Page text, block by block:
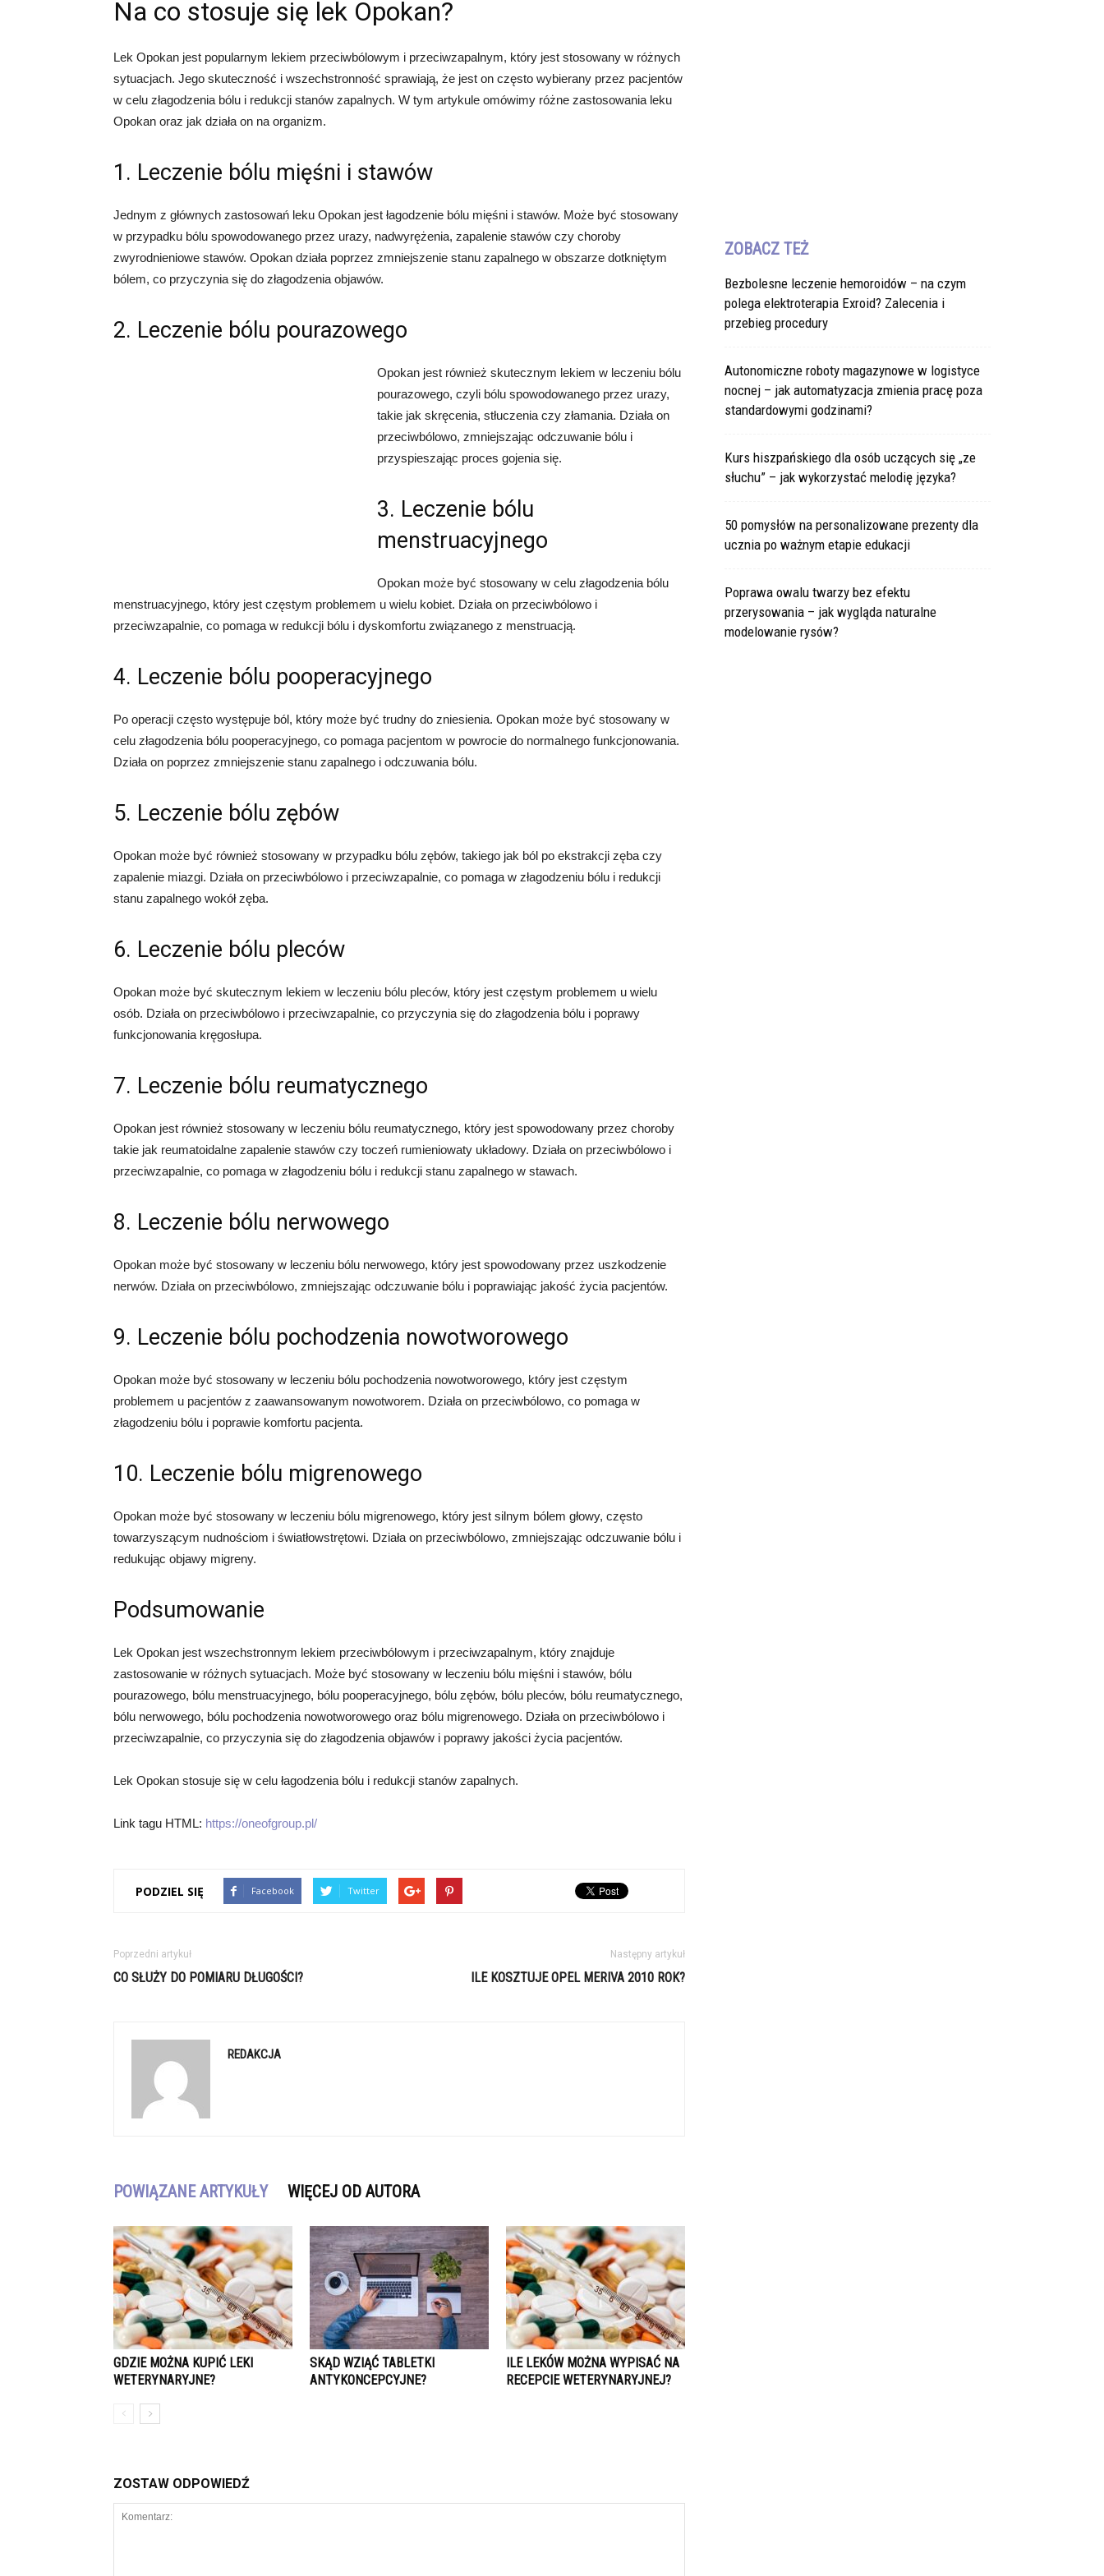
Na co stosuje się lek Opokan?
Lek Opokan jest popularnym lekiem przeciwbólowym i przeciwzapalnym, który jest stosowany w różnych
sytuacjach. Jego skuteczność i wszechstronność sprawiają, że jest on często wybierany przez pacjentów
w celu złagodzenia bólu i redukcji stanów zapalnych. W tym artykule omówimy różne zastosowania leku
Opokan oraz jak działa on na organizm.
1. Leczenie bólu mięśni i stawów
Jednym z głównych zastosowań leku Opokan jest łagodzenie bólu mięśni i stawów. Może być stosowany
w przypadku bólu spowodowanego przez urazy, nadwyrężenia, zapalenie stawów czy choroby
zwyrodnieniowe stawów. Opokan działa poprzez zmniejszenie stanu zapalnego w obszarze dotkniętym
bólem, co przyczynia się do złagodzenia objawów.
2. Leczenie bólu pourazowego
Opokan jest również skutecznym lekiem w leczeniu bólu
pourazowego, czyli bólu spowodowanego przez urazy,
takie jak skręcenia, stłuczenia czy złamania. Działa on
przeciwbólowo, zmniejszając odczuwanie bólu i
przyspieszając proces gojenia się.
3. Leczenie bólu
menstruacyjnego
Opokan może być stosowany w celu złagodzenia bólu
menstruacyjnego, który jest częstym problemem u wielu kobiet. Działa on przeciwbólowo i
przeciwzapalnie, co pomaga w redukcji bólu i dyskomfortu związanego z menstruacją.
4. Leczenie bólu pooperacyjnego
Po operacji często występuje ból, który może być trudny do zniesienia. Opokan może być stosowany w
celu złagodzenia bólu pooperacyjnego, co pomaga pacjentom w powrocie do normalnego funkcjonowania.
Działa on poprzez zmniejszenie stanu zapalnego i odczuwania bólu.
5. Leczenie bólu zębów
Opokan może być również stosowany w przypadku bólu zębów, takiego jak ból po ekstrakcji zęba czy
zapalenie miazgi. Działa on przeciwbólowo i przeciwzapalnie, co pomaga w złagodzeniu bólu i redukcji
stanu zapalnego wokół zęba.
6. Leczenie bólu pleców
Opokan może być skutecznym lekiem w leczeniu bólu pleców, który jest częstym problemem u wielu
osób. Działa on przeciwbólowo i przeciwzapalnie, co przyczynia się do złagodzenia bólu i poprawy
funkcjonowania kręgosłupa.
7. Leczenie bólu reumatycznego
Opokan jest również stosowany w leczeniu bólu reumatycznego, który jest spowodowany przez choroby
takie jak reumatoidalne zapalenie stawów czy toczeń rumieniowaty układowy. Działa on przeciwbólowo i
przeciwzapalnie, co pomaga w złagodzeniu bólu i redukcji stanu zapalnego w stawach.
8. Leczenie bólu nerwowego
Opokan może być stosowany w leczeniu bólu nerwowego, który jest spowodowany przez uszkodzenie
nerwów. Działa on przeciwbólowo, zmniejszając odczuwanie bólu i poprawiając jakość życia pacjentów.
9. Leczenie bólu pochodzenia nowotworowego
Opokan może być stosowany w leczeniu bólu pochodzenia nowotworowego, który jest częstym
problemem u pacjentów z zaawansowanym nowotworem. Działa on przeciwbólowo, co pomaga w
złagodzeniu bólu i poprawie komfortu pacjenta.
10. Leczenie bólu migrenowego
Opokan może być stosowany w leczeniu bólu migrenowego, który jest silnym bólem głowy, często
towarzyszącym nudnościom i światłowstrętowi. Działa on przeciwbólowo, zmniejszając odczuwanie bólu i
redukując objawy migreny.
Podsumowanie
Lek Opokan jest wszechstronnym lekiem przeciwbólowym i przeciwzapalnym, który znajduje
zastosowanie w różnych sytuacjach. Może być stosowany w leczeniu bólu mięśni i stawów, bólu
pourazowego, bólu menstruacyjnego, bólu pooperacyjnego, bólu zębów, bólu pleców, bólu reumatycznego,
bólu nerwowego, bólu pochodzenia nowotworowego oraz bólu migrenowego. Działa on przeciwbólowo i
przeciwzapalnie, co przyczynia się do złagodzenia objawów i poprawy jakości życia pacjentów.
Lek Opokan stosuje się w celu łagodzenia bólu i redukcji stanów zapalnych.
Link tagu HTML: https://oneofgroup.pl/
PODZIEL SIĘ Facebook Twitter
Poprzedni artykuł
CO SŁUŻY DO POMIARU DŁUGOŚCI?
Następny artykuł
ILE KOSZTUJE OPEL MERIVA 2010 ROK?
REDAKCJA
POWIĄZANE ARTYKUŁY WIĘCEJ OD AUTORA
GDZIE MOŻNA KUPIĆ LEKI
WETERYNARYJNE?
SKĄD WZIĄĆ TABLETKI
ANTYKONCEPCYJNE?
ILE LEKÓW MOŻNA WYPISAĆ NA
RECEPCIE WETERYNARYJNEJ?
ZOSTAW ODPOWIEDŹ
ZOBACZ TEŻ
Bezbolesne leczenie hemoroidów – na czym
polega elektroterapia Exroid? Zalecenia i
przebieg procedury
Autonomiczne roboty magazynowe w logistyce
nocnej – jak automatyzacja zmienia pracę poza
standardowymi godzinami?
Kurs hiszpańskiego dla osób uczących się „ze
słuchu” – jak wykorzystać melodię języka?
50 pomysłów na personalizowane prezenty dla
ucznia po ważnym etapie edukacji
Poprawa owalu twarzy bez efektu
przerysowania – jak wygląda naturalne
modelowanie rysów?